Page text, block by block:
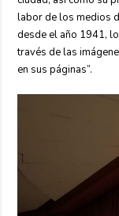
labor de los medios
desde el año 1941,
través de las
en sus páginas”.